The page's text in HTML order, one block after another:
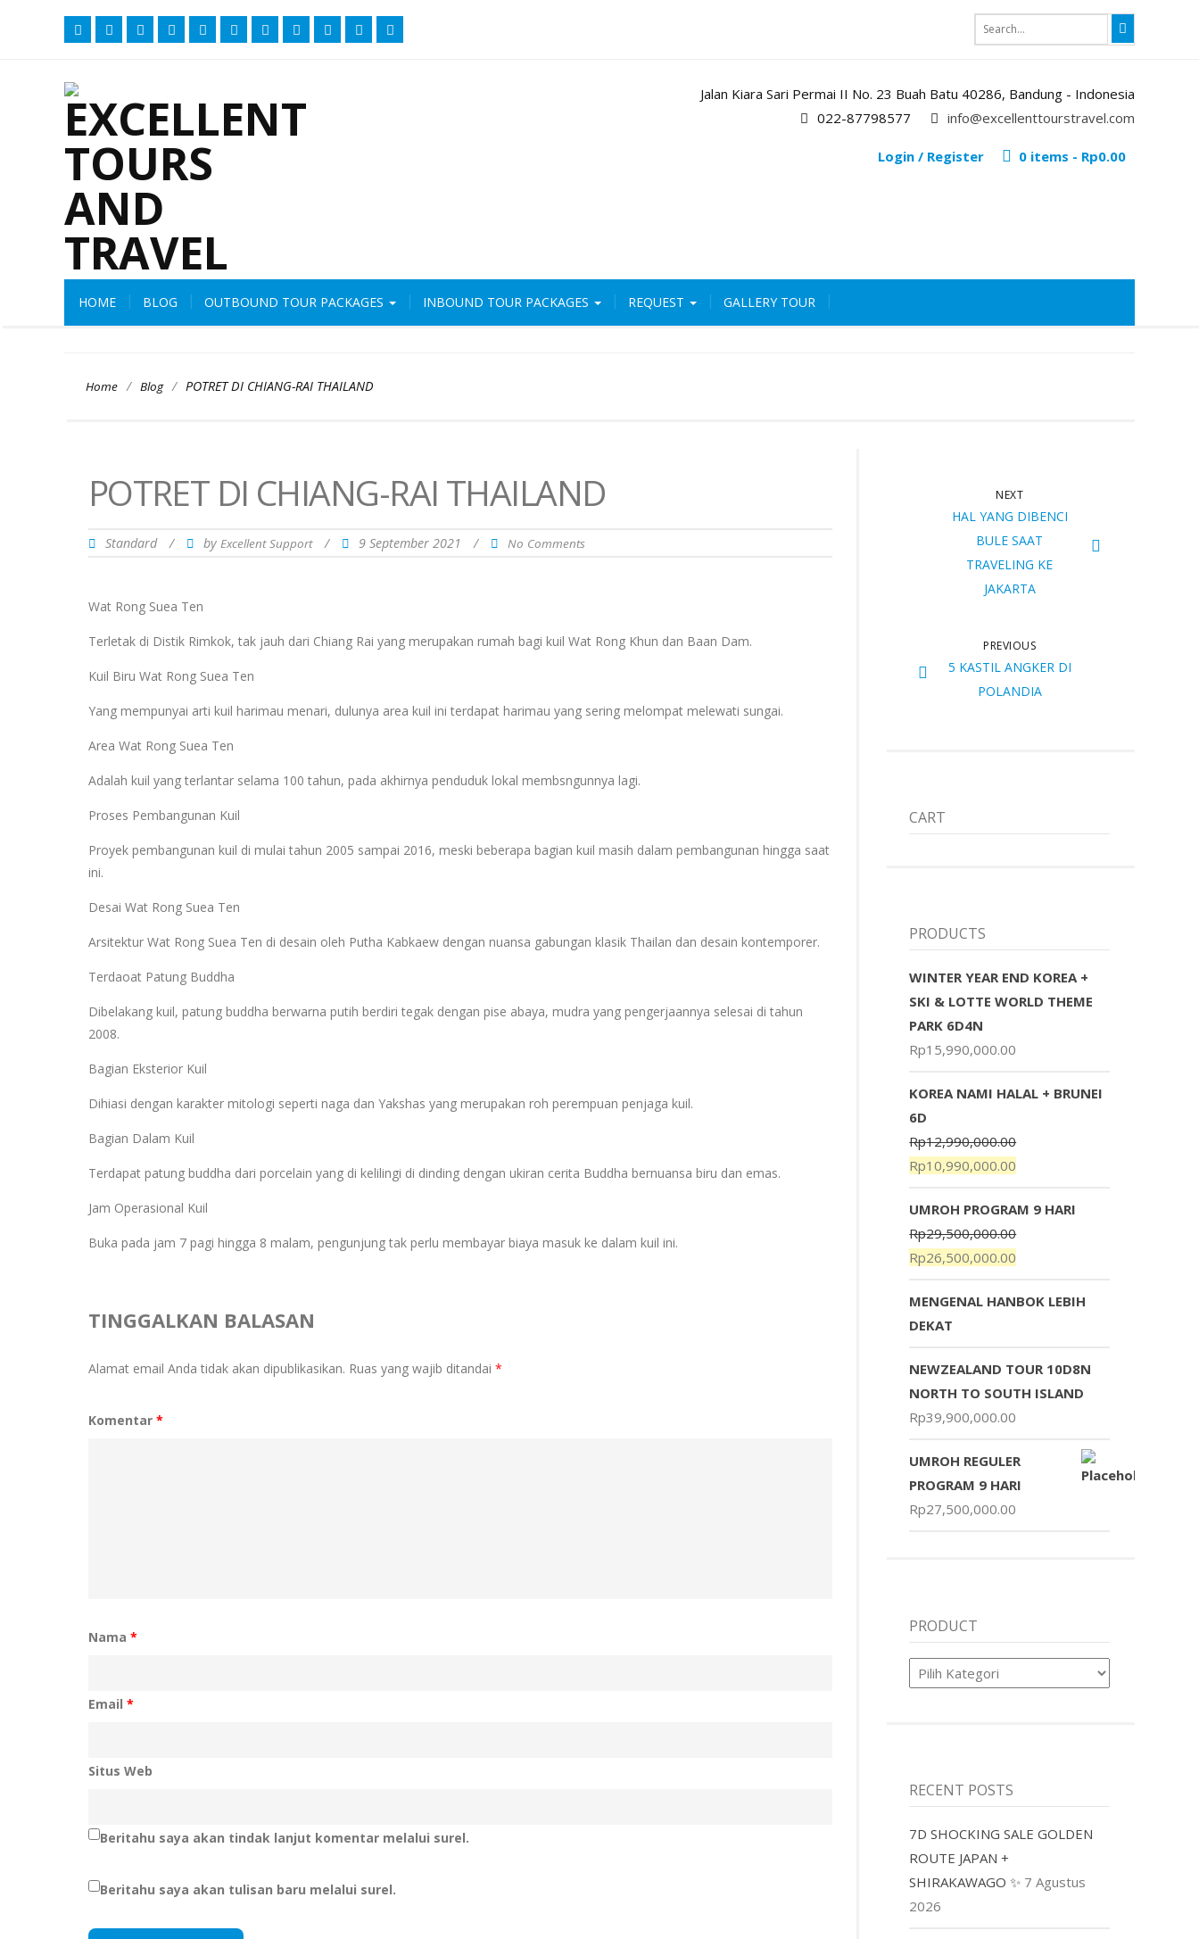
Jalan Kiara Sari Permai II No. 23 Buah Batu 40286, Bandung - Indonesia
022-87798577
info@excellenttourstravel.com
0 items - Rp0.00
Login / Register
HOME BLOG OUTBOUND TOUR PACKAGES INBOUND TOUR PACKAGES REQUEST GALLERY TOUR
Home / Blog / POTRET DI CHIANG-RAI THAILAND
POTRET DI CHIANG-RAI THAILAND
Standard / by Excellent Support / 9 September 2021 / No Comments
Wat Rong Suea Ten
Terletak di Distik Rimkok, tak jauh dari Chiang Rai yang merupakan rumah bagi kuil Wat Rong Khun dan Baan Dam.
Kuil Biru Wat Rong Suea Ten
Yang mempunyai arti kuil harimau menari, dulunya area kuil ini terdapat harimau yang sering melompat melewati sungai.
Area Wat Rong Suea Ten
Adalah kuil yang terlantar selama 100 tahun, pada akhirnya penduduk lokal membsngunnya lagi.
Proses Pembangunan Kuil
Proyek pembangunan kuil di mulai tahun 2005 sampai 2016, meski beberapa bagian kuil masih dalam pembangunan hingga saat
ini.
Desai Wat Rong Suea Ten
Arsitektur Wat Rong Suea Ten di desain oleh Putha Kabkaew dengan nuansa gabungan klasik Thailan dan desain kontemporer.
Terdaoat Patung Buddha
Dibelakang kuil, patung buddha berwarna putih berdiri tegak dengan pise abaya, mudra yang pengerjaannya selesai di tahun
2008.
Bagian Eksterior Kuil
Dihiasi dengan karakter mitologi seperti naga dan Yakshas yang merupakan roh perempuan penjaga kuil.
Bagian Dalam Kuil
Terdapat patung buddha dari porcelain yang di kelilingi di dinding dengan ukiran cerita Buddha bernuansa biru dan emas.
Jam Operasional Kuil
Buka pada jam 7 pagi hingga 8 malam, pengunjung tak perlu membayar biaya masuk ke dalam kuil ini.
TINGGALKAN BALASAN
Alamat email Anda tidak akan dipublikasikan. Ruas yang wajib ditandai *
Komentar *
Nama *
Email *
Situs Web
Beritahu saya akan tindak lanjut komentar melalui surel.
Beritahu saya akan tulisan baru melalui surel.
NEXT
HAL YANG DIBENCI
BULE SAAT
TRAVELING KE
JAKARTA
PREVIOUS
5 KASTIL ANGKER DI
POLANDIA
CART
PRODUCTS
WINTER YEAR END KOREA +
SKI & LOTTE WORLD THEME
PARK 6D4N
Rp15,990,000.00
KOREA NAMI HALAL + BRUNEI
6D
Rp12,990,000.00
Rp10,990,000.00
UMROH PROGRAM 9 HARI
Rp29,500,000.00
Rp26,500,000.00
MENGENAL HANBOK LEBIH
DEKAT
NEWZEALAND TOUR 10D8N
NORTH TO SOUTH ISLAND
Rp39,900,000.00
UMROH REGULER
PROGRAM 9 HARI
Rp27,500,000.00
PRODUCT
Product
RECENT POSTS
7D SHOCKING SALE GOLDEN
ROUTE JAPAN +
SHIRAKAWAGO ✨ 7 Agustus
2026